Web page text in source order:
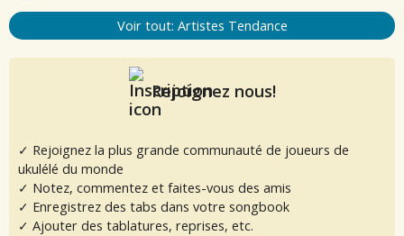
Voir tout: Artistes Tendance
Rejoignez nous!
✓ Rejoignez la plus grande communauté de joueurs de
ukulélé du monde
✓ Notez, commentez et faites-vous des amis
✓ Enregistrez des tabs dans votre songbook
✓ Ajouter des tablatures, reprises, etc.